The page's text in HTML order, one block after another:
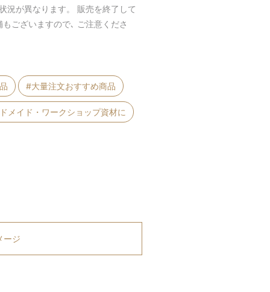
況が異なります。 販売を終了して
もございますので､ ご注意くださ
#大量注文おすすめ商品
メイド・ワークショップ資材に
ージ